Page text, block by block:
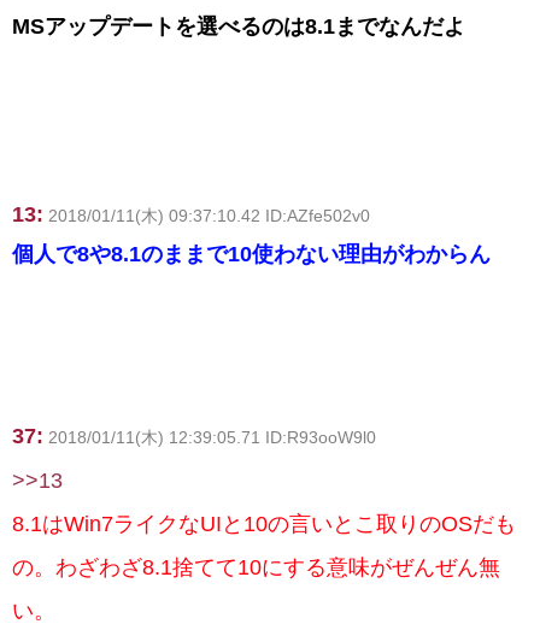
MSアップデートを選べるのは8.1までなんだよ
13: 2018/01/11(木) 09:37:10.42 ID:AZfe502v0
個人で8や8.1のままで10使わない理由がわからん
37: 2018/01/11(木) 12:39:05.71 ID:R93ooW9l0
>>13
8.1はWin7ライクなUIと10の言いとこ取りのOSだも
の。わざわざ8.1捨てて10にする意味がぜんぜん無
い。